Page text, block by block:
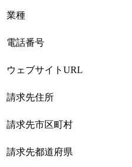
業種
電話番号
ウェブサイトURL
請求先住所
請求先市区町村
請求先都道府県